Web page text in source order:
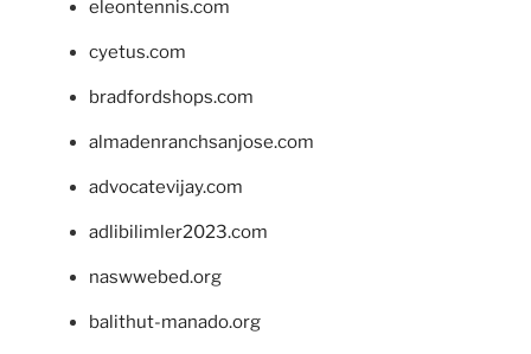
eleontennis.com
cyetus.com
bradfordshops.com
almadenranchsanjose.com
advocatevijay.com
adlibilimler2023.com
naswwebed.org
balithut-manado.org